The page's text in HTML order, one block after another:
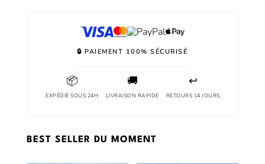
🔒 PAIEMENT 100% SÉCURISÉ
📦
EXPÉDIÉ SOUS 24H
🚚
LIVRAISON RAPIDE
↩
RETOURS 14 JOURS
BEST SELLER DU MOMENT